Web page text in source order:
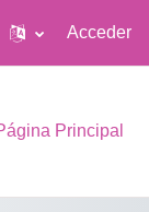
Acceder
Principal